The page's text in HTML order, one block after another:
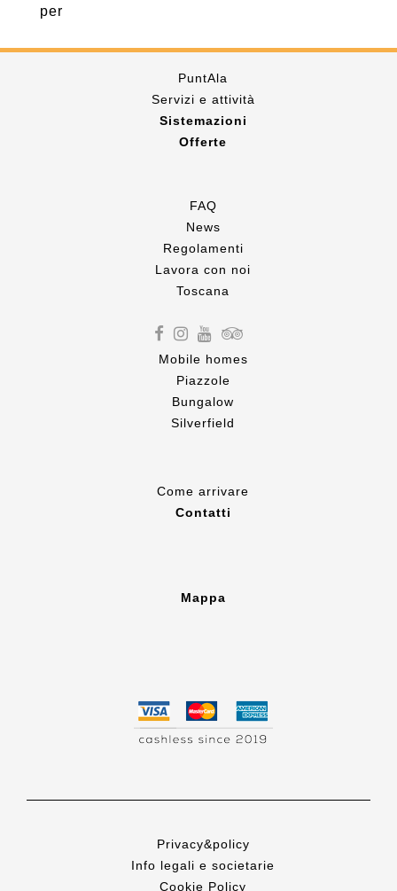
per
PuntAla
Servizi e attività
Sistemazioni
Offerte
FAQ
News
Regolamenti
Lavora con noi
Toscana
Mobile homes
Piazzole
Bungalow
Silverfield
Come arrivare
Contatti
Mappa
Privacy&policy
Info legali e societarie
Cookie Policy